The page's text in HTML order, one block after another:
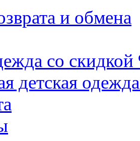
и обмена
со скидкой
детская